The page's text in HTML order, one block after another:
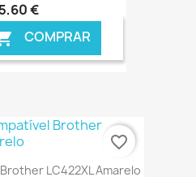
€
COMPRAR
€ ONLINE
LC422XL Amarelo
favorite_border